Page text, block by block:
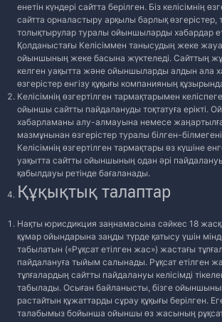
енетін күндері сайтта берілген. Біз келісімнің
сайтта орналастыру арқылы барлық өзгерістер,
толықтырулар туралы ойыншыларды хабардар
Қолданыстағы Келісіммен танысудың жеке
ойыншының жеке басына жүктеледі. Сайттың
келген уақытта және ойыншыларды алдын ала
өзгерістер енгізу құқығы компанияның
Келісімнің өзгертілген тармақтарымен
ойыншы сайтты пайдалануды тоқтатуға ерікті.
хабарламаны алу-алмауына немесе
мазмұнынан өзгерістер туралы білген-
Келісімнің өзгертілген тармақтары өз күшіне
уақытта сайтты ойыншының одан әрі
қабылдауы ретінде бағаланады.
Құқықтық талаптар
Нақты юрисдикция заңнамасына сәйкес 18
құмар ойындарына заңды түрде қатысу үшін
табылатын («Рұқсат етілген жас») жастағы
пайдалануға тыйым салынады. Рұқсат етілген
тұлғалардың сайтты пайдалануы келісімді
табылады. Осыған байланысты, бізге
растайтын құжаттарды сұрау құқығы берілген.
талабымыз бойынша ойыншы өз жасының рұқсат